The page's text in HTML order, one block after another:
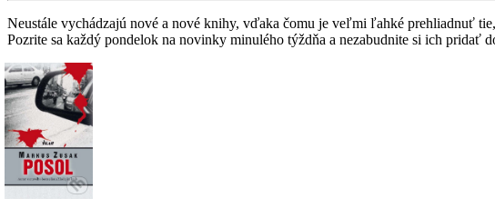
Neustále vychádzajú nové a nové knihy, vďaka čomu je veľmi ľahké prehliadnuť
Pozrite sa každý pondelok na novinky minulého týždňa a nezabudnite si ich